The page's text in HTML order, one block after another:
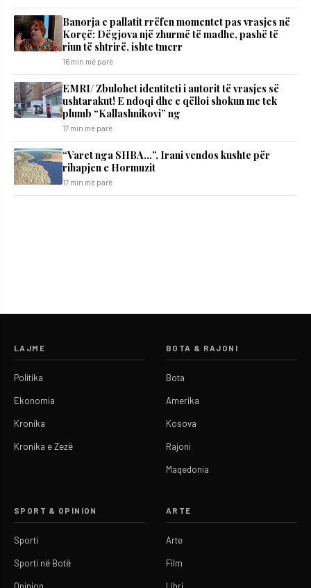
Banorja e pallatit rrëfen momentet pas vrasjes në
Korçë: Dëgjova një zhurmë të madhe, pashë të
riun të shtrirë, ishte tmerr
16 min më parë
EMRI/ Zbulohet identiteti i autorit të vrasjes së
ushtarakut! E ndoqi dhe e qëlloi shokun me tek
plumb “Kallashnikovi” ng
17 min më parë
“Varet nga SHBA…”, Irani vendos kushte për
rihapjen e Hormuzit
17 min më parë
LAJME
Politika
Ekonomia
Kronika
Kronika e Zezë
BOTA & RAJONI
Bota
Amerika
Kosova
Rajoni
Maqedonia
SPORT & OPINION
Sporti
Sporti në Botë
Opinion
ARTE
Arte
Film
Libri